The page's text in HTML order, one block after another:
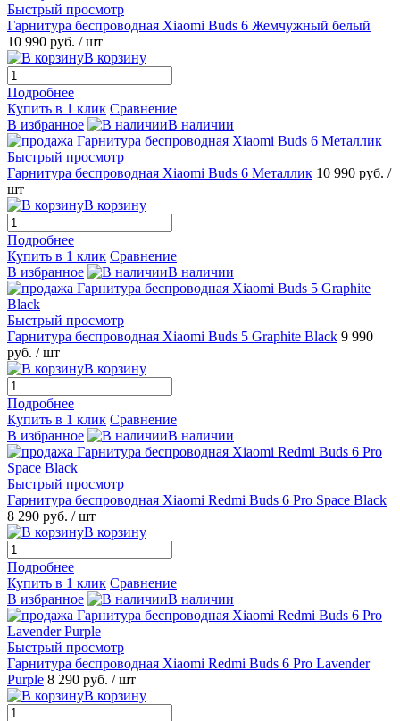
Быстрый просмотр
Гарнитура беспроводная Xiaomi Buds 6 Жемчужный белый
10 990 руб. / шт
В корзину
Подробнее
Купить в 1 клик Сравнение
В избранное
В наличии
Быстрый просмотр
Гарнитура беспроводная Xiaomi Buds 6 Металлик 10 990 руб. /
шт
В корзину
Подробнее
Купить в 1 клик Сравнение
В избранное
В наличии
Быстрый просмотр
Гарнитура беспроводная Xiaomi Buds 5 Graphite Black 9 990
руб. / шт
В корзину
Подробнее
Купить в 1 клик Сравнение
В избранное
В наличии
Быстрый просмотр
Гарнитура беспроводная Xiaomi Redmi Buds 6 Pro Space Black
8 290 руб. / шт
В корзину
Подробнее
Купить в 1 клик Сравнение
В избранное
В наличии
Быстрый просмотр
Гарнитура беспроводная Xiaomi Redmi Buds 6 Pro Lavender
Purple 8 290 руб. / шт
В корзину